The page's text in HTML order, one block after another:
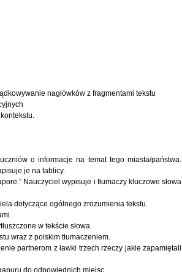
nagłówków z fragmentami tekstu
o informacje na temat tego miasta/państwa.
je na tablicy.
Nauczyciel wypisuje i tłumaczy kluczowe słowa
dotyczące ogólnego zrozumienia tekstu.
w tekście słowa.
wraz z polskim tłumaczeniem.
partnerom z ławki trzech rzeczy jakie zapamiętali
do odpowiednich miejsc.